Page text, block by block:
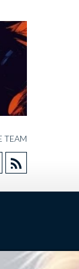
TEAM